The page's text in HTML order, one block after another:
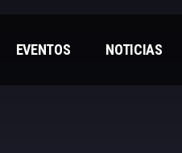
EVENTOS NOTICIAS